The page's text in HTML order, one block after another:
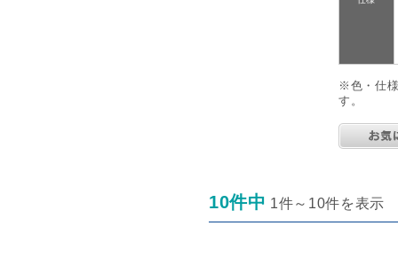
※色・仕
す。
10件中 1件～10件を表示